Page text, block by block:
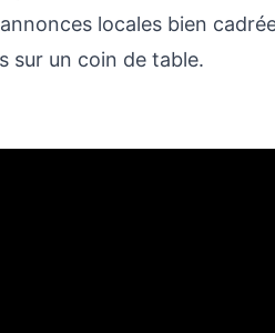
locales bien
sur un coin de table.